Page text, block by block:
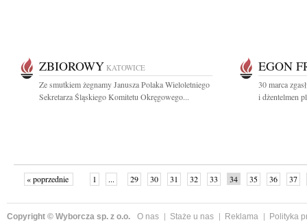
ZBIOROWY KATOWICE
Ze smutkiem żegnamy Janusza Polaka Wieloletniego
Sekretarza Śląskiego Komitetu Okręgowego...
EGON
30 marca
i dżentelmen
« poprzednie 1 ... 29 30 31 32 33 34 35 36
37
Copyright © Wyborcza sp. z o.o. O nas Staże u nas Reklama
Polityka